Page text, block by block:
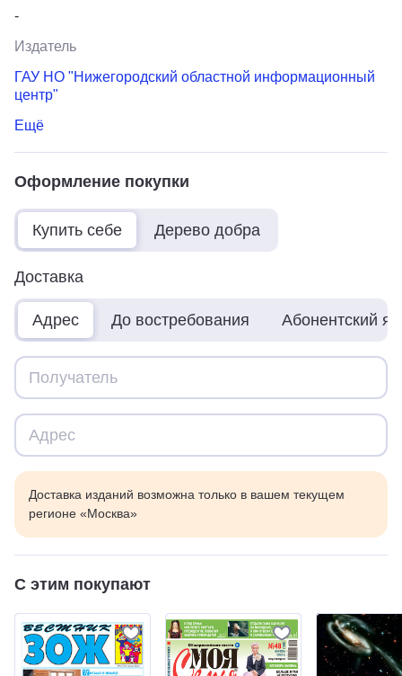
-
Издатель
ГАУ НО "Нижегородский областной информационный
центр"
Ещё
Оформление покупки
Купить себе Дерево добра
Доставка
Адрес До востребования Абонентский
Доставка изданий возможна только в вашем текущем
регионе «Москва»
С этим покупают